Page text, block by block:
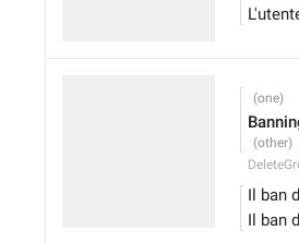
Il ban
Il ban